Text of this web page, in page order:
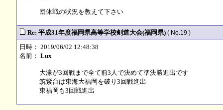
団体戦の状況を教えて下さい
Re: 平成31年度福岡県高等学校剣道大会(福岡県) ( No.19 )
日時： 2019/06/02 12:48:38
名前： Lux
大濠が3回戦まで全て前3人で決めて準決勝進出です
筑紫台は東海大福岡を破り3回戦進出
東福岡も3回戦進出